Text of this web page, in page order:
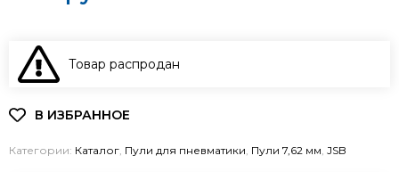
Товар распродан
Категории: Каталог, Пули для пневматики, Пули 7,62 мм, JSB